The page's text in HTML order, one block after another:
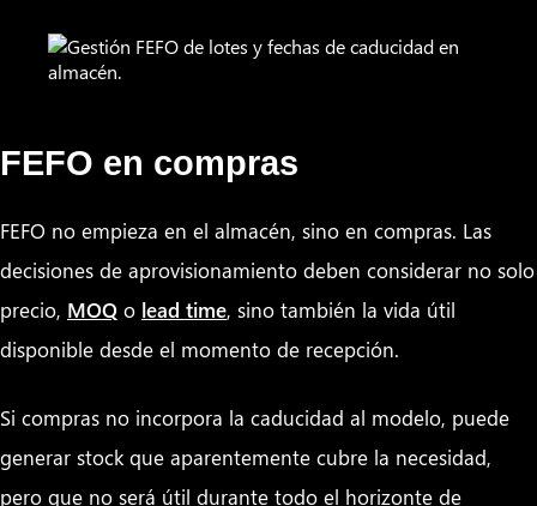
FEFO en compras
FEFO no empieza en el almacén, sino en compras. Las
decisiones de aprovisionamiento deben considerar no solo
precio, MOQ o lead time, sino también la vida útil
disponible desde el momento de recepción.
Si compras no incorpora la caducidad al modelo, puede
generar stock que aparentemente cubre la necesidad,
pero que no será útil durante todo el horizonte de